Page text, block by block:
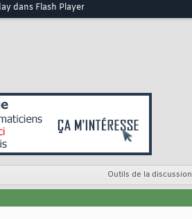
dans Flash Player
Outils de la discussion